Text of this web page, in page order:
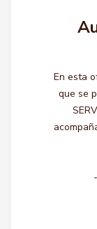
En esta
que se